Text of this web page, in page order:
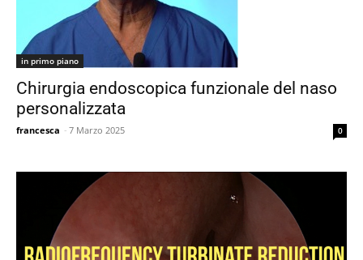
in primo piano
Chirurgia endoscopica funzionale del naso
personalizzata
francesca - 7 Marzo 2025 0